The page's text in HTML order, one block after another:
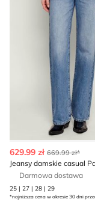
629.99 zł 669.99 zł*
Darmowa dostawa
25 | 27 | 28 | 29
*najniższa cena w okresie 30 dni